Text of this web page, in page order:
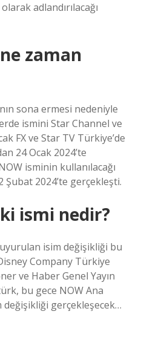
adlandırılacağı
zaman
sona ermesi nedeniyle
ismini Star Channel ve
FX ve Star TV Türkiye’de
24 Ocak 2024’te
isminin kullanılacağı
2024’te gerçekleşti.
ismi nedir?
isim değişikliği bu
Company Türkiye
ve Haber Genel Yayın
bu gece NOW Ana
değişikliği gerçekleşecek…